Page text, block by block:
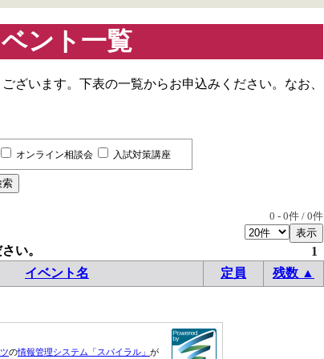
ント一覧
います。下表の一覧からお申込みください。なお、
オンライン相談会 入試対策講座
0 - 0件 / 0件
い。
1
イベント名 定員 残数 ▲
の情報管理システム「スパイラル」 が